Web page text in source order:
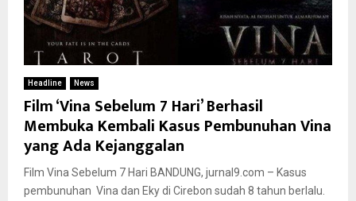
Headline News
Film ‘Vina Sebelum 7 Hari’ Berhasil
Membuka Kembali Kasus Pembunuhan Vina
yang Ada Kejanggalan
Film Vina Sebelum 7 Hari BANDUNG, jurnal9.com – Kasus
pembunuhan Vina dan Eky di Cirebon sudah 8 tahun berlalu.